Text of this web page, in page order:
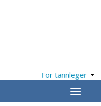
For tannleger
Meny